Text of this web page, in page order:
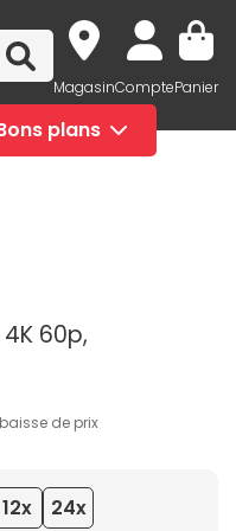
MagasinComptePanier
plans
60p,
de prix
12x
24x